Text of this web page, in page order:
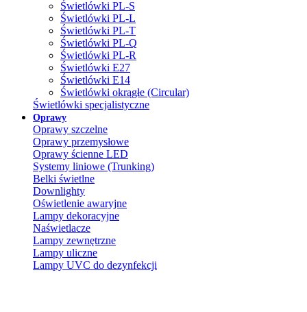
Świetlówki PL-S
Świetlówki PL-L
Świetlówki PL-T
Świetlówki PL-Q
Świetlówki PL-R
Świetlówki E27
Świetlówki E14
Świetlówki okrągłe (Circular)
Świetlówki specjalistyczne
Oprawy
Oprawy szczelne
Oprawy przemysłowe
Oprawy ścienne LED
Systemy liniowe (Trunking)
Belki świetlne
Downlighty
Oświetlenie awaryjne
Lampy dekoracyjne
Naświetlacze
Lampy zewnętrzne
Lampy uliczne
Lampy UVC do dezynfekcji